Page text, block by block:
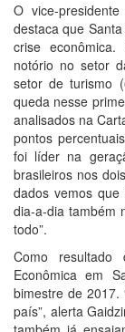
O vice-
destaca que
crise
notório no setor
setor de turismo
queda nesse
analisados na
pontos
foi líder na
brasileiros nos
dados vemos que
dia-a-dia também
todo”.
Como resultado
Econômica em
bimestre de 2017.
país”, alerta